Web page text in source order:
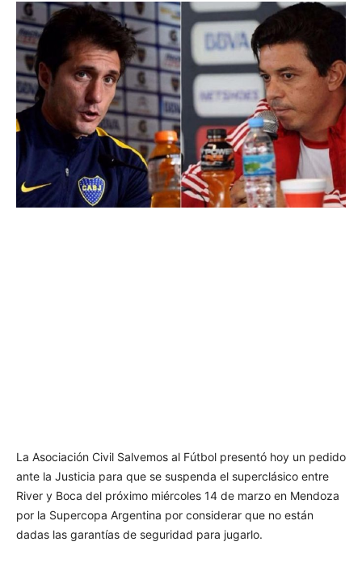
La Asociación Civil Salvemos al Fútbol presentó hoy un pedido
ante la Justicia para que se suspenda el superclásico entre
River y Boca del próximo miércoles 14 de marzo en Mendoza
por la Supercopa Argentina por considerar que no están
dadas las garantías de seguridad para jugarlo.